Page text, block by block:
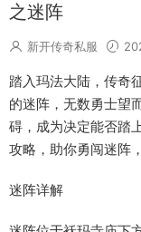
之迷阵
新开传奇私服
踏入玛法大陆，传奇
的迷阵，无数勇士望
碍，成为决定能否踏
攻略，助你勇闯迷阵
迷阵详解